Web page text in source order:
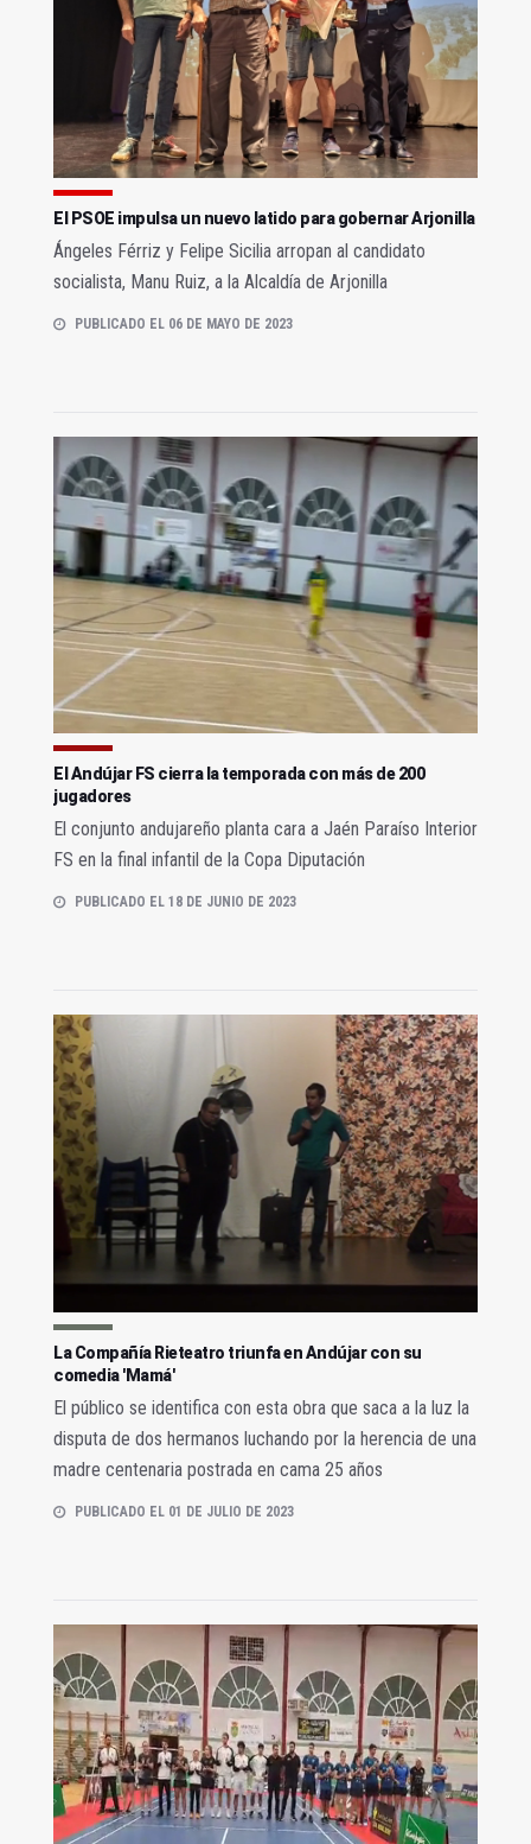
El PSOE impulsa un nuevo latido para gobernar Arjonilla
Ángeles Férriz y Felipe Sicilia arropan al candidato
socialista, Manu Ruiz, a la Alcaldía de Arjonilla
PUBLICADO EL 06 DE MAYO DE 2023
El Andújar FS cierra la temporada con más de 200
jugadores
El conjunto andujareño planta cara a Jaén Paraíso Interior
FS en la final infantil de la Copa Diputación
PUBLICADO EL 18 DE JUNIO DE 2023
La Compañía Rieteatro triunfa en Andújar con su
comedia 'Mamá'
El público se identifica con esta obra que saca a la luz la
disputa de dos hermanos luchando por la herencia de una
madre centenaria postrada en cama 25 años
PUBLICADO EL 01 DE JULIO DE 2023